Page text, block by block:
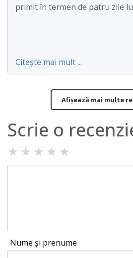
primit în termen de patru zile
Citește mai mult ...
Afișează mai multe
Scrie o
★ ★ ★ ★ ★
Nume și prenume